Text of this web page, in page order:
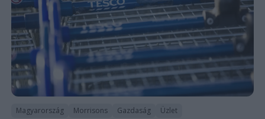
Magyarország Morrisons Gazdaság Üzlet